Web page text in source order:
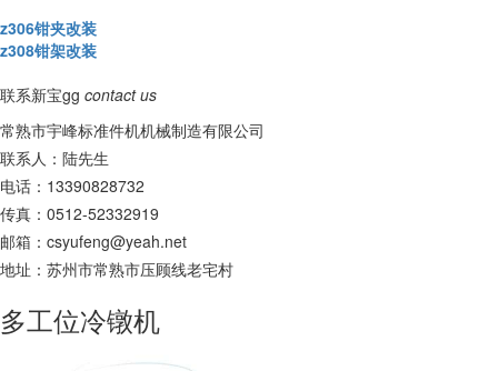
z306钳夹改装
z308钳架改装
联系新宝gg contact us
常熟市宇峰标准件机机械制造有限公司
联系人：陆先生
电话：13390828732
传真：0512-52332919
邮箱： csyufeng@yeah.net
地址：苏州市常熟市压顾线老宅村
多工位冷镦机